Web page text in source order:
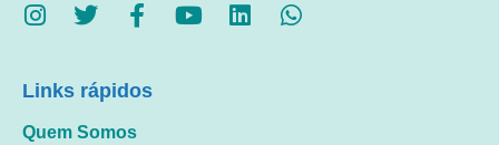
Links rápidos
Quem Somos